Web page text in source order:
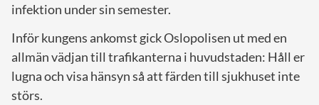
infektion under sin semester.
Inför kungens ankomst gick Oslopolisen ut med en
allmän vädjan till trafikanterna i huvudstaden: Håll er
lugna och visa hänsyn så att färden till sjukhuset inte
störs.